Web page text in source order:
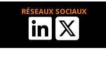
RÉSEAUX SOCIAUX